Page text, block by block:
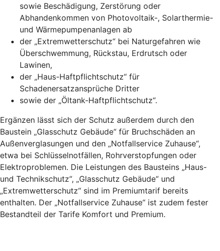
sowie Beschädigung, Zerstörung oder
Abhandenkommen von Photovoltaik-, Solarthermie-
und Wärmepumpenanlagen ab
der „Extremwetterschutz“ bei Naturgefahren wie
Überschwemmung, Rückstau, Erdrutsch oder
Lawinen,
der „Haus-Haftpflichtschutz“ für
Schadenersatzansprüche Dritter
sowie der „Öltank-Haftpflichtschutz“.
Ergänzen lässt sich der Schutz außerdem durch den
Baustein „Glasschutz Gebäude“ für Bruchschäden an
Außenverglasungen und den „Notfallservice Zuhause“,
etwa bei Schlüsselnotfällen, Rohrverstopfungen oder
Elektroproblemen. Die Leistungen des Bausteins „Haus-
und Technikschutz“, „Glasschutz Gebäude“ und
„Extremwetterschutz“ sind im Premiumtarif bereits
enthalten. Der „Notfallservice Zuhause“ ist zudem fester
Bestandteil der Tarife Komfort und Premium.